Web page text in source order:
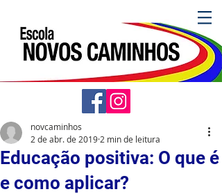
Educação positiva: O que é
e como aplicar?
novcaminhos
2 de abr. de 2019 2 min de leitura